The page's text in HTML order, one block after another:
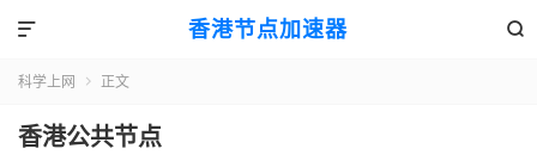
香港节点加速器 

科学上网  正文
香港公共节点